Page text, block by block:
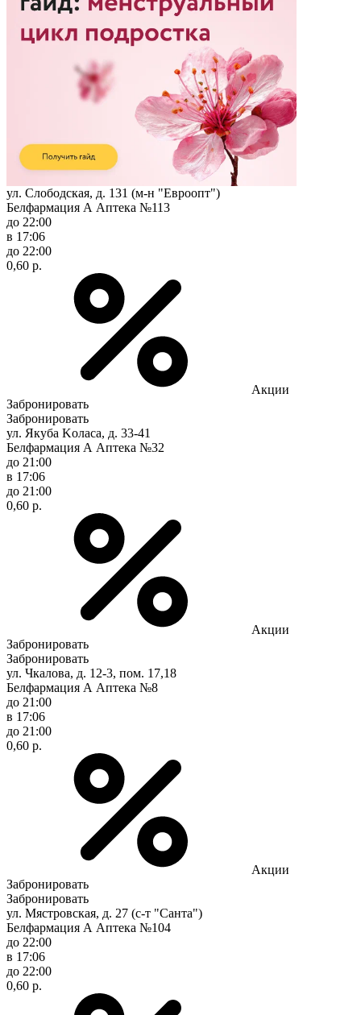
ул. Слободская, д. 131 (м-н "Евроопт")
Белфармация А Аптека №113
до 22:00
в 17:06
до 22:00
0,60 р.
Акции
Забронировать
Забронировать
ул. Якуба Koлaca, д. 33-41
Белфармация А Аптека №32
до 21:00
в 17:06
до 21:00
0,60 р.
Акции
Забронировать
Забронировать
ул. Чкалова, д. 12-3, пом. 17,18
Белфармация А Аптека №8
до 21:00
в 17:06
до 21:00
0,60 р.
Акции
Забронировать
Забронировать
ул. Мястровская, д. 27 (с-т "Санта")
Белфармация А Аптека №104
до 22:00
в 17:06
до 22:00
0,60 р.